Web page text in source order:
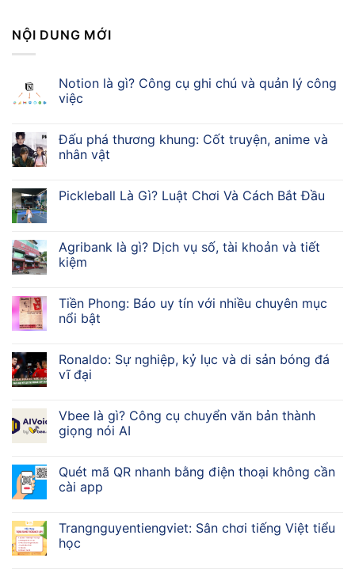
NỘI DUNG MỚI
Notion là gì? Công cụ ghi chú và quản lý công
việc
Đấu phá thương khung: Cốt truyện, anime và
nhân vật
Pickleball Là Gì? Luật Chơi Và Cách Bắt Đầu
Agribank là gì? Dịch vụ số, tài khoản và tiết
kiệm
Tiền Phong: Báo uy tín với nhiều chuyên mục
nổi bật
Ronaldo: Sự nghiệp, kỷ lục và di sản bóng đá
vĩ đại
Vbee là gì? Công cụ chuyển văn bản thành
giọng nói AI
Quét mã QR nhanh bằng điện thoại không cần
cài app
Trangnguyentiengviet: Sân chơi tiếng Việt tiểu
học